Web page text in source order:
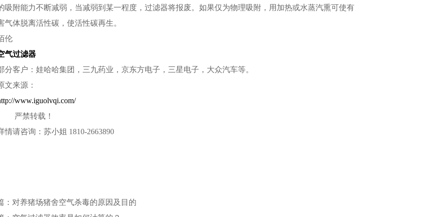
吸附能力不断减弱，当减弱到某一程度，过滤器将报废。如果仅为物理吸附，用加热或水蒸汽熏可使有
气体脱离活性碳，使活性碳再生。
伦
气过滤器
分客户：娃哈哈集团，三九药业，京东方电子，三星电子，大众汽车等。
文来源：
www.iguolvqi.com/
禁转载！
情请咨询：苏小姐 1810-2663890
：对养猪场猪舍空气杀毒的原因及目的